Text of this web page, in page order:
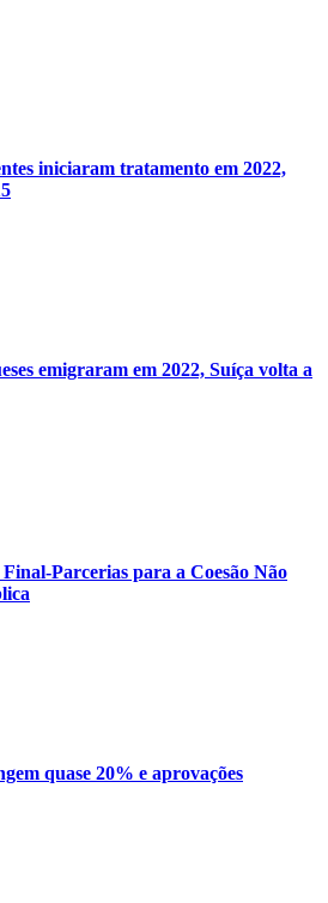
iniciaram tratamento em 2022,
emigraram em 2022, Suíça volta a
Parcerias para a Coesão Não
quase 20% e aprovações